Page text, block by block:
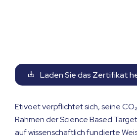
save_alt Laden Sie das Zertifikat
Etivoet verpflichtet sich, seine
Rahmen der Science Based
auf wissenschaftlich fundierte